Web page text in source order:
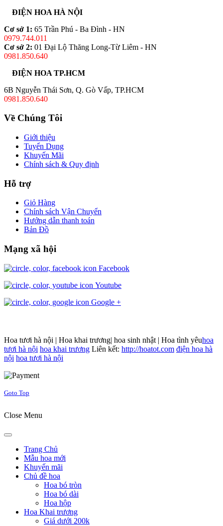
ĐIỆN HOA HÀ NỘI
Cơ sở 1: 65 Trần Phú - Ba Đình - HN
0979.744.011
Cơ sở 2: 01 Đại Lộ Thăng Long-Từ Liêm - HN
0981.850.640
ĐIỆN HOA TP.HCM
6B Nguyễn Thái Sơn, Q. Gò Vấp, TP.HCM
0981.850.640
Về Chúng Tôi
Giới thiệu
Tuyển Dụng
Khuyến Mãi
Chính sách & Quy định
Hỗ trợ
Giỏ Hàng
Chính sách Vận Chuyển
Hướng dẫn thanh toán
Bản Đồ
Mạng xã hội
Facebook
Youtube
Google +
Hoa tươi hà nội | Hoa khai trương| hoa sinh nhật | Hoa tình yêuhoa
tươi hà nội hoa khai trương Liên kết: http://hoatot.com điện hoa hà
nội hoa tươi hà nội
Goto Top
Close Menu
Trang Chủ
Mẫu hoa mới
Khuyến mãi
Chủ đề hoa
Hoa bó tròn
Hoa bó dài
Hoa hộp
Hoa Khai trương
Giá dưới 200k